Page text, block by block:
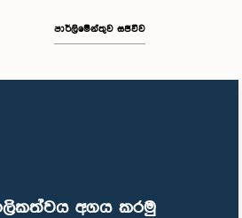
අගය කරමු
පාර්ලිමේන්තුව සජීවීව